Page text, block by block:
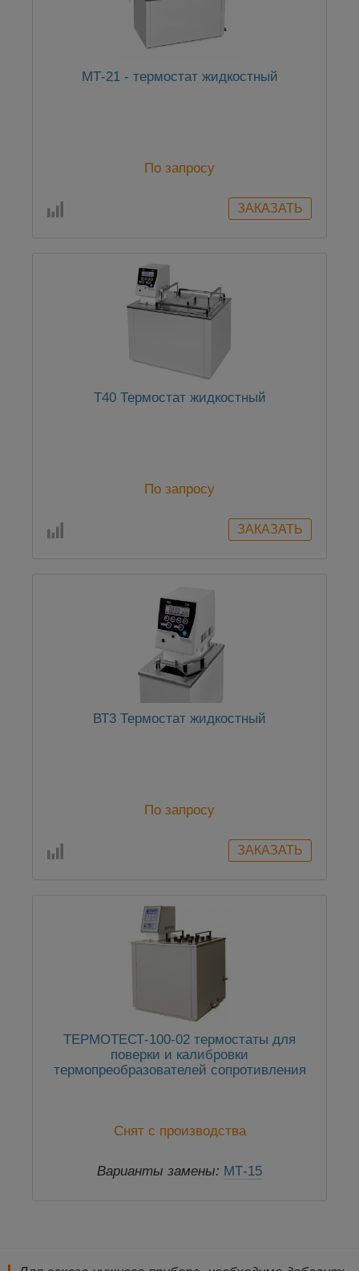
МТ-21 - термостат жидкостный
По запросу
Т40 Термостат жидкостный
По запросу
ВТ3 Термостат жидкостный
По запросу
ТЕРМОТЕСТ-100-02 термостаты для
поверки и калибровки
термопреобразователей сопротивления
Снят с производства
Варианты замены: МТ-15